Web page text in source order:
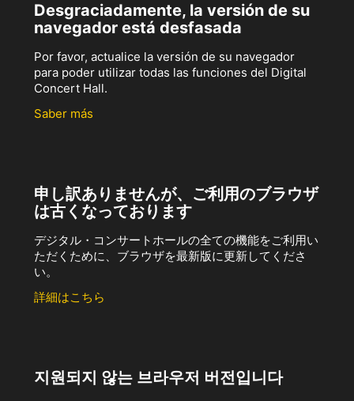
Desgraciadamente, la versión de su
navegador está desfasada
Por favor, actualice la versión de su navegador
para poder utilizar todas las funciones del Digital
Concert Hall.
Saber más
申し訳ありませんが、ご利用のブラウザ
は古くなっております
デジタル・コンサートホールの全ての機能をご利用い
ただくために、ブラウザを最新版に更新してくださ
い。
詳細はこちら
지원되지 않는 브라우저 버전입니다